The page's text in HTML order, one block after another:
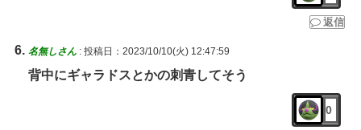
返信
名無しさん : 投稿日：2023/10/10(火) 12:47:59
背中にギャラドスとかの刺青してそう
0